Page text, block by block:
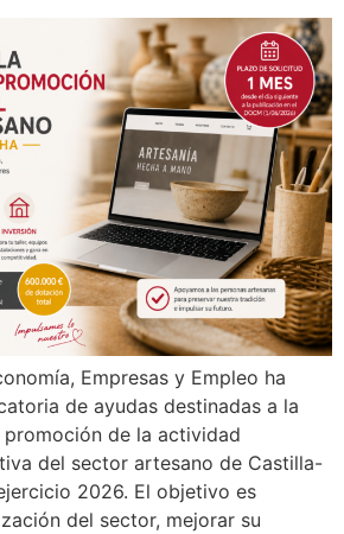
Empresas y Empleo ha
de ayudas destinadas a la
de la actividad
del sector artesano de Castilla-
2026. El objetivo es
del sector, mejorar su